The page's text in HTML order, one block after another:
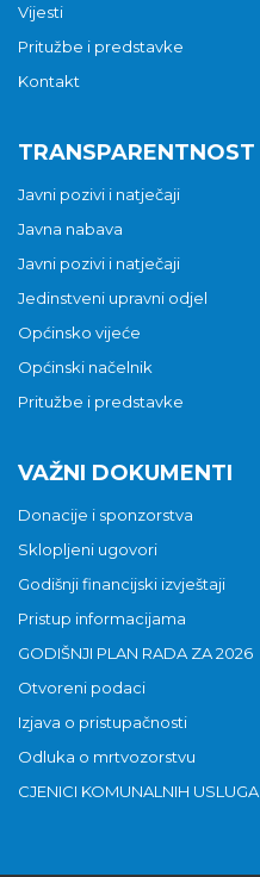
Vijesti
Pritužbe i predstavke
Kontakt
TRANSPARENTNOST
Javni pozivi i natječaji
Javna nabava
Javni pozivi i natječaji
Jedinstveni upravni odjel
Općinsko vijeće
Općinski načelnik
Pritužbe i predstavke
VAŽNI DOKUMENTI
Donacije i sponzorstva
Sklopljeni ugovori
Godišnji financijski izvještaji
Pristup informacijama
GODIŠNJI PLAN RADA ZA 2026
Otvoreni podaci
Izjava o pristupačnosti
Odluka o mrtvozorstvu
CJENICI KOMUNALNIH USLUGA